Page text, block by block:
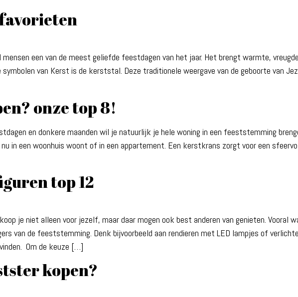
een van de meest geliefde feestdagen van het jaar. Het brengt warmte,
van Kerst is de kerststal. Deze traditionele weergave van de geboorte van
onze top 8!
en donkere maanden wil je natuurlijk je hele woning in een feeststemming
in een woonhuis woont of in een appartement. Een kerstkrans zorgt voor een
top 12
je niet alleen voor jezelf, maar daar mogen ook best anderen van genieten. Vooral
van de feeststemming. Denk bijvoorbeeld aan rendieren met LED lampjes of
Om de keuze […]
kopen?